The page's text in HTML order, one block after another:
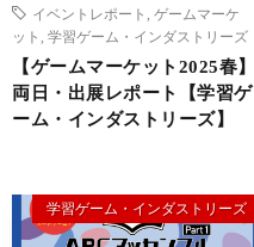
イベントレポート
ゲームマーケ
ット
学習ゲーム・インダストリーズ
【ゲームマーケット2025春】
両日・出展レポート【学習ゲ
ーム・インダストリーズ】
学習ゲーム・インダストリーズ